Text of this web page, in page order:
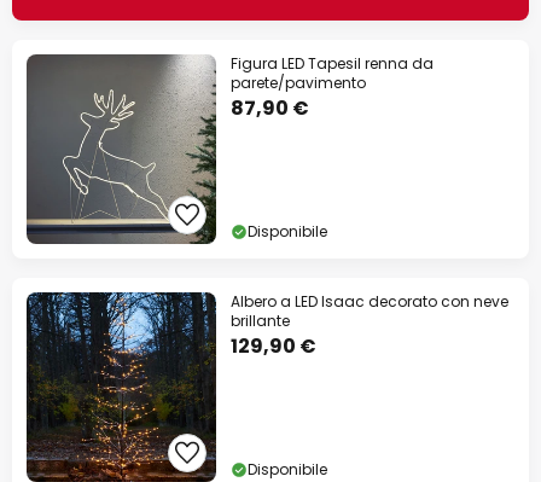
Figura LED Tapesil renna da
parete/pavimento
87,90 €
Disponibile
Albero a LED Isaac decorato con neve
brillante
129,90 €
Disponibile